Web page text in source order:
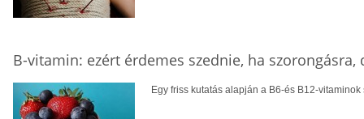
B-vitamin: ezért érdemes szednie, ha
Egy friss kutatás alapján a B6-és B12-